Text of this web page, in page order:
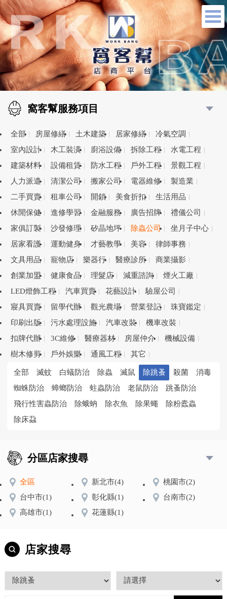
窩客幫服務項目
全部 房屋修繕 土木建築 居家修繕
冷氣空調
室內設計
木工裝潢 廚浴設備 拆除工程
水電工程
建築材料
設備租賃 防水工程 戶外工程
景觀工程
人力派遣
清潔公司 搬家公司 電器維修
製造業
二手買賣
租車公司 開鎖 美食折扣
生活用品
休閒保健
進修學習 金融服務 廣告招牌
禮儀公司
家俱訂製
沙發修理 矽晶地坪 除蟲公司
坐月子中心
居家看護
運動健身 才藝教學 美容
律師事務
文具用品
寵物店 樂器行 醫療診所
商業攝影
創業加盟
健康食品 理髮店 減重諮詢
煙火工廠
LED燈飾工程
汽車買賣 花藝設計
驗屋公司
寢具買賣
留學代辦 觀光農場 營業登記
珠寶鑑定
印刷出版
污水處理設施 汽車改裝
機車改裝
扣牌代辦
3C維修 醫療器材 房屋仲介
機械設備
樹木修剪
戶外娛樂 通風工程 其它
全部 滅蚊 白蟻防治 除蟲 滅鼠 除跳蚤 殺菌
消毒
蜘蛛防治
蟑螂防治 蛀蟲防治 老鼠防治
跳蚤防治
飛行性害蟲防治
除蛾蚋 除衣魚 除果蠅
除粉蠹蟲
除床蝨
分區店家搜尋
全區 新北市(4) 桃園市(2)
台中市(1) 彰化縣(1) 台南市(2)
高雄市(1) 花蓮縣(1)
店家搜尋